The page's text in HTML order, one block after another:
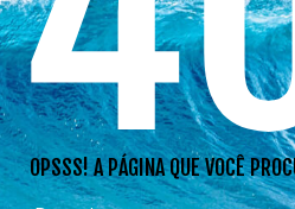
OPSSS! A PÁGINA QUE VOCÊ